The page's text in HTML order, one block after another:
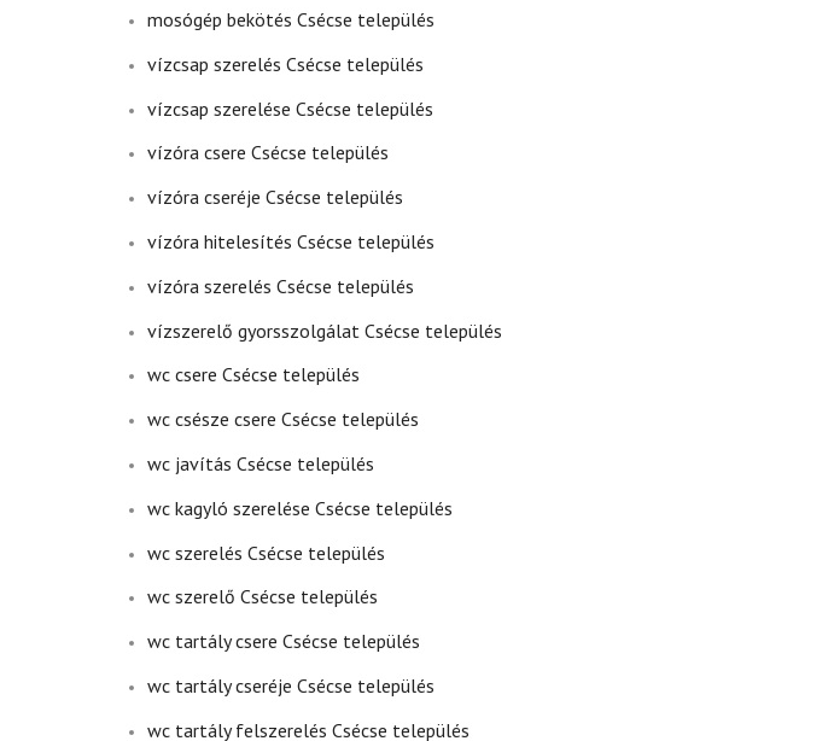
mosógép bekötés Csécse település
vízcsap szerelés Csécse település
vízcsap szerelése Csécse település
vízóra csere Csécse település
vízóra cseréje Csécse település
vízóra hitelesítés Csécse település
vízóra szerelés Csécse település
vízszerelő gyorsszolgálat Csécse település
wc csere Csécse település
wc csésze csere Csécse település
wc javítás Csécse település
wc kagyló szerelése Csécse település
wc szerelés Csécse település
wc szerelő Csécse település
wc tartály csere Csécse település
wc tartály cseréje Csécse település
wc tartály felszerelés Csécse település